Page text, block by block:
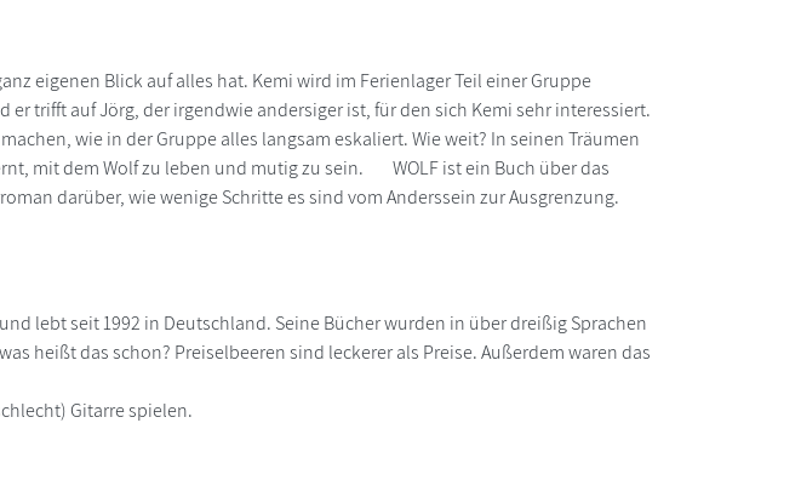
eigenen Blick auf alles hat. Kemi wird im Ferienlager Teil einer Gruppe
trifft auf Jörg, der irgendwie andersiger ist, für den sich Kemi sehr interessiert.
wie in der Gruppe alles langsam eskaliert. Wie weit? In seinen Träumen
mit dem Wolf zu leben und mutig zu sein. WOLF ist ein Buch über das
darüber, wie wenige Schritte es sind vom Anderssein zur Ausgrenzung.
lebt seit 1992 in Deutschland. Seine Bücher wurden in über dreißig Sprachen
heißt das schon? Preiselbeeren sind leckerer als Preise. Außerdem waren das
Gitarre spielen.